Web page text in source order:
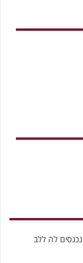
לה ללב